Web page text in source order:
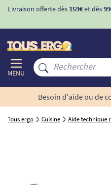
Livraison offerte dès 159€et dès
MENU
Besoin d'aide ou de
Tous ergo Cuisine Aide technique